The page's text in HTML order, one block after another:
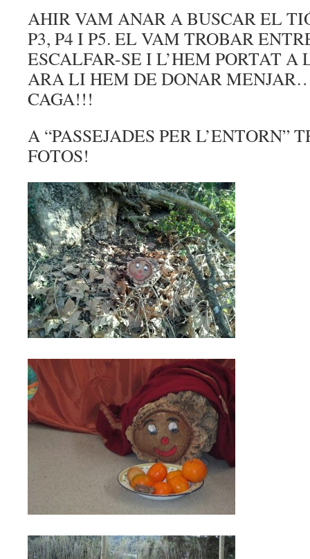
AHIR VAM ANAR A BUSCAR EL
P3, P4 I P5. EL VAM TROBAR
ESCALFAR-SE I L’HEM PORTAT A
ARA LI HEM DE DONAR
CAGA!!!
A “PASSEJADES PER L’ENTORN”
FOTOS!